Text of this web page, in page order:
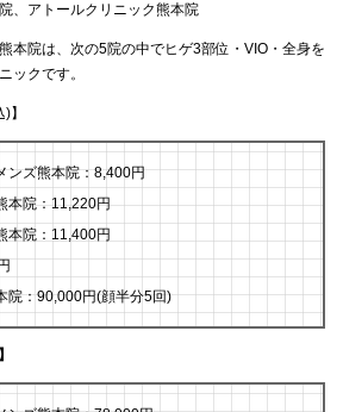
、アトールクリニック熊本院
本院は、次の5院の中でヒゲ3部位・VIO・全身を
ックです。
】
ンズ熊本院：8,400円
本院：11,220円
本院：11,400円
院：90,000円(顔半分5回)